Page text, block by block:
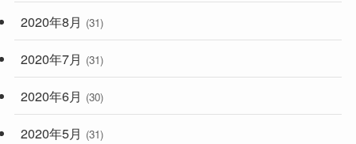
2020年8月 (31)
2020年7月 (31)
2020年6月 (30)
2020年5月 (31)